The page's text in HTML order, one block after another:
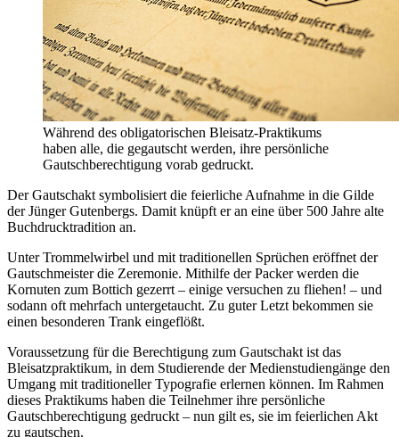
Während des obligatorischen Bleisatz-Praktikums
haben alle, die gegautscht werden, ihre persönliche
Gautschberechtigung vorab gedruckt.
Der Gautschakt symbolisiert die feierliche Aufnahme in die Gilde
der Jünger Gutenbergs. Damit knüpft er an eine über 500 Jahre alte
Buchdrucktradition an.
Unter Trommelwirbel und mit traditionellen Sprüchen eröffnet der
Gautschmeister die Zeremonie. Mithilfe der Packer werden die
Kornuten zum Bottich gezerrt – einige versuchen zu fliehen! – und
sodann oft mehrfach untergetaucht. Zu guter Letzt bekommen sie
einen besonderen Trank eingeflößt.
Voraussetzung für die Berechtigung zum Gautschakt ist das
Bleisatzpraktikum, in dem Studierende der Medienstudiengänge den
Umgang mit traditioneller Typografie erlernen können. Im Rahmen
dieses Praktikums haben die Teilnehmer ihre persönliche
Gautschberechtigung gedruckt – nun gilt es, sie im feierlichen Akt
zu gautschen.